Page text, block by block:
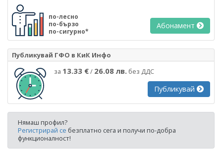
по-лесно
по-бързо
по-сигурно*
Абонамент
Публикувай ГФО в КиК Инфо
за 13.33 €/ 26.08 лв. без ДДС
Публикувай
Нямаш профил?
Регистрирай се безплатно сега и получи по-добра
функционалност!